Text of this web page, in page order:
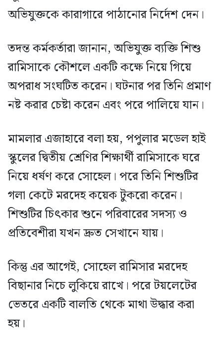
অভিযুক্তকে কারাগারে পাঠানোর নির্দেশ দেন।
তদন্ত কর্মকর্তারা জানান, অভিযুক্ত ব্যক্তি শিশু
রামিসাকে কৌশলে একটি কক্ষে নিয়ে গিয়ে
অপরাধ সংঘটিত করেন। ঘটনার পর তিনি প্রমাণ
নষ্ট করার চেষ্টা করেন এবং পরে পালিয়ে যান।
মামলার এজাহারে বলা হয়, পপুলার মডেল হাই
স্কুলের দ্বিতীয় শ্রেণির শিক্ষার্থী রামিসাকে ঘরে
নিয়ে ধর্ষণ করে সোহেল। পরে তিনি শিশুটির
গলা কেটে মরদেহ কয়েক টুকরো করেন।
শিশুটির চিৎকার শুনে পরিবারের সদস্য ও
প্রতিবেশীরা যখন দ্রুত সেখানে যায়।
কিন্তু এর আগেই, সোহেল রামিসার মরদেহ
বিছানার নিচে লুকিয়ে রাখে। পরে টয়লেটের
ভেতরে একটি বালতি থেকে মাথা উদ্ধার করা
হয়।